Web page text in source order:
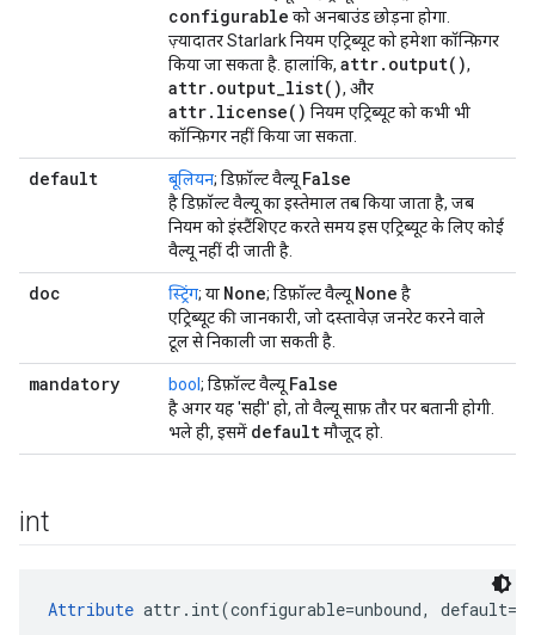
configurable को अनबाउंड छोड़ना होगा.
ज़्यादातर Starlark नियम एट्रिब्यूट को हमेशा कॉन्फ़िगर
किया जा सकता है. हालांकि, attr.output(),
attr.output_list(), और
attr.license() नियम एट्रिब्यूट को कभी भी
कॉन्फ़िगर नहीं किया जा सकता.
default बूलियन; डिफ़ॉल्ट वैल्यू False
है डिफ़ॉल्ट वैल्यू का इस्तेमाल तब किया जाता है, जब
नियम को इंस्टैंशिएट करते समय इस एट्रिब्यूट के लिए कोई
वैल्यू नहीं दी जाती है.
doc स्ट्रिंग; या None; डिफ़ॉल्ट वैल्यू None है
एट्रिब्यूट की जानकारी, जो दस्तावेज़ जनरेट करने वाले
टूल से निकाली जा सकती है.
mandatory bool ; डिफ़ॉल्ट वैल्यू False
है अगर यह 'सही' हो, तो वैल्यू साफ़ तौर पर बतानी होगी.
भले ही, इसमें defaultमौजूद हो.
int
Attribute attr.int(configurable=unbound,